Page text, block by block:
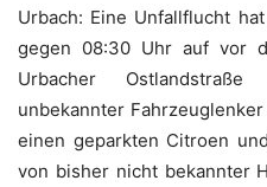
Urbach: Eine Unfallflucht
gegen 08:30 Uhr auf vor
Urbacher
unbekannter
einen geparkten Citroen
von bisher nicht bekannter